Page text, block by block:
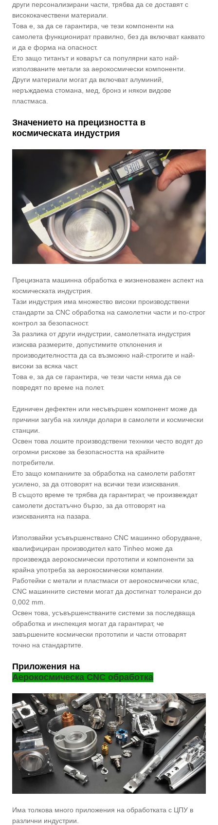
други персонализирани части, трябва да се доставят с
висококачествени материали.
Това е, за да се гарантира, че тези компоненти на
самолета функционират правилно, без да включват каквато
и да е форма на опасност.
Ето защо титанът и коварът са популярни като най-
използваните метали за аерокосмически компоненти.
Други материали могат да включват алуминий,
неръждаема стомана, мед, бронз и някои видове
пластмаса.
Значението на прецизността в
космическата индустрия
Прецизната машинна обработка е жизненоважен аспект на
космическата индустрия.
Тази индустрия има множество високи производствени
стандарти за CNC обработка на самолетни части и по-строг
контрол за безопасност.
За разлика от други индустрии, самолетната индустрия
изисква размерите, допустимите отклонения и
производителността да са възможно най-строгите и най-
високи за всяка част.
Това е, за да се гарантира, че тези части няма да се
повредят по време на полет.
Единичен дефектен или несъвършен компонент може да
причини загуба на хиляди долари в самолети и космически
станции.
Освен това лошите производствени техники често водят до
огромни рискове за безопасността на крайните
потребители.
Ето защо компаниите за обработка на самолети работят
усилено, за да отговорят на всички тези изисквания.
В същото време те трябва да гарантират, че произвеждат
самолети достатъчно бързо, за да отговорят на
изискванията на пазара.
Използвайки усъвършенствано CNC машинно оборудване,
квалифициран производител като Tinheo може да
произвежда аерокосмически прототипи и компоненти за
крайна употреба за аерокосмически компании.
Работейки с метали и пластмаси от аерокосмически клас,
CNC машинните системи могат да достигнат толеранси до
0,002 mm.
Освен това, усъвършенстваните системи за последваща
обработка и инспекция могат да гарантират, че
завършените космически прототипи и части отговарят
точно на стандартите.
Приложения на
Аерокосмическа CNC обработка
Има толкова много приложения на обработката с ЦПУ в
различни индустрии.